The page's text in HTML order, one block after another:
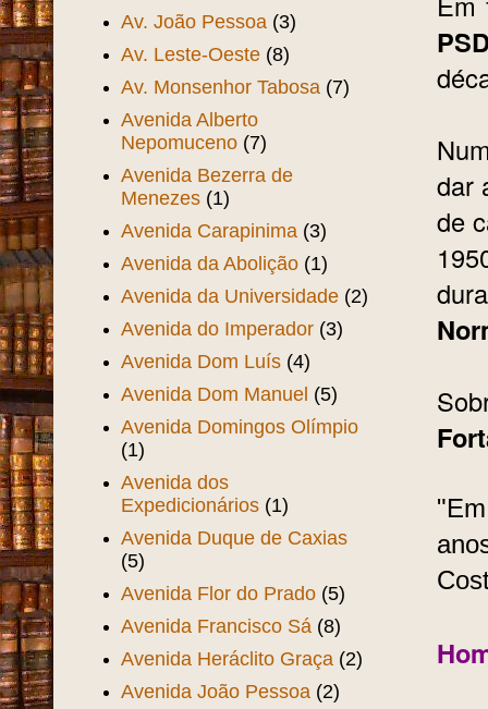
dar
de
Av. João Pessoa (3)
Av. Leste-Oeste (8)
Av. Monsenhor Tabosa (7)
Avenida Alberto
Nepomuceno (7)
Avenida Bezerra de
Menezes (1)
Avenida Carapinima (3)
Avenida da Abolição (1)
Avenida da Universidade (2)
Avenida do Imperador (3)
Avenida Dom Luís (4)
Avenida Dom Manuel (5)
Avenida Domingos Olímpio
(1)
Avenida dos
Expedicionários (1)
Avenida Duque de Caxias
(5)
Avenida Flor do Prado (5)
Avenida Francisco Sá (8)
Avenida Heráclito Graça (2)
Avenida João Pessoa (2)